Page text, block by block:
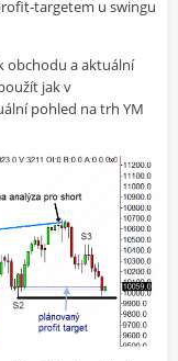
targetem u swingu
obchodu a aktuální
jak v
pohled na trh YM